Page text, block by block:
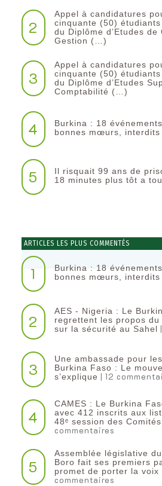
2
Appel à candidatures
cinquante (50)
du Diplôme d’Etudes
Gestion (…)
3
Appel à candidatures
cinquante (50)
du Diplôme d’Etudes
Comptabilité (…)
4
Burkina : 18
bonnes mœurs, interdits
5
Il risquait 99 ans de
18 minutes plus tôt a
ARTICLES LES PLUS COMMENTÉS
1
Burkina : 18
bonnes mœurs, interdits
2
AES - Nigeria : Le
regrettent les propos
sur la sécurité au Sahel
3
Une ambassade pour
Burkina Faso : Le
s’explique | 12
4
CAMES : Le Burkina
avec 412 inscrits aux
48ᵉ session des
commentaires
5
Assemblée législative
Boro fait ses premiers
promet de porter la voix
commentaires